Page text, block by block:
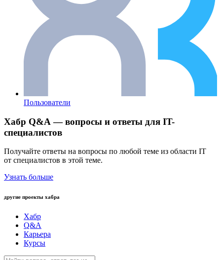
Пользователи
Хабр Q&A — вопросы и ответы для IT-
специалистов
Получайте ответы на вопросы по любой теме из области IT
от специалистов в этой теме.
Узнать больше
другие проекты хабра
Хабр
Q&A
Карьера
Курсы